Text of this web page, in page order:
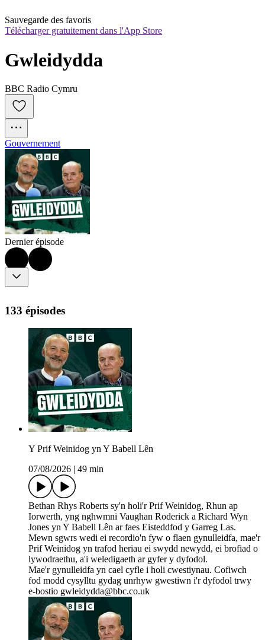
Sauvegarde des favoris
Télécharger gratuitement dans l'App Store
Gwleidydda
BBC Radio Cymru
Gouvernement
Dernier épisode
133 épisodes
Y Prif Weinidog yn Y Babell Lên
07/08/2026
49 min
Bethan Rhys Roberts sy'n holi'r Prif Weinidog, Rhun ap
Iorwerth, yng nghwmni Vaughan Roderick a Richard Wyn
Jones yn Y Babell Lên ar faes Eisteddfod y Garreg Las.
Mewn sgwrs wedi ei recordio'n fyw o flaen gynulleidfa, mae'r
Prif Weinidog yn trafod heriau ei swydd newydd, ei brofiad o
lywodraethu, a'i weledigaeth ar gyfer y dyfodol.
Mae'r gynulleidfa yn cael cyfle i holi cwestiynau. Cofiwch
fod modd cysylltu gydag unrhyw gwestiwn i'r dyfodol trwy
e-bostio gwleidydda@bbc.co.uk